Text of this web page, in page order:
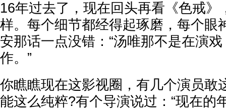
16年过去了，现在回头再看《色戒》
样。每个细节都经得起琢磨，每个眼
安那话一点没错：“汤唯那不是在演
作。”
你瞧瞧现在这影视圈，有几个演员敢
能这么纯粹?有个导演说过：“现在的